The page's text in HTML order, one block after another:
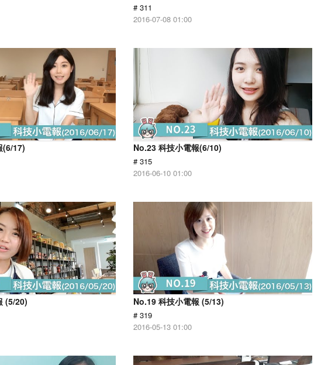
# 311
2016-07-08 01:00
(6/17) No.23 科技小電報(6/10)
# 315
2016-06-10 01:00
(5/20) No.19 科技小電報 (5/13)
# 319
2016-05-13 01:00